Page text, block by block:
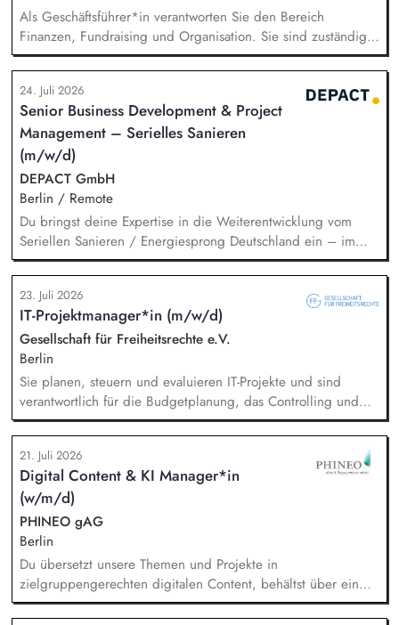
Als Geschäftsführer*in verantworten Sie den Bereich
Finanzen, Fundraising und Organisation. Sie sind zuständig
für die Finanzplanung, das Controlling und die Organisation
des Rechnungswesens. Sie leiten das Fundraising-Team und
entwickeln eine nachhaltige Fundraising Strategie. Sie sind
verantwortlich für das Personalmanagement und die operative
Steuerung von Prozessen zur Organisationsentwicklung.
24. Juli 2026
Senior Business Development & Project
Management – Serielles Sanieren
(m/w/d)
DEPACT GmbH
Berlin / Remote
Du bringst deine Expertise in die Weiterentwicklung vom
Seriellen Sanieren / Energiesprong Deutschland ein – im
engen Austausch u.a. mit der dena, mit Blick auf
Markthochlauf und Support im regulatorischen Umfeld und
der Stakeholder. Business-Development-Standbein: Du
akquirierst und verantwortest eigenständig Projekte für unser
Vorqualifizierungs-Tool CoPilot und entwickelst /
implementierst die Skalierung. Du qualifizierst zudem
Bauunternehmen und Systemanbieter als Angebotspartner.
23. Juli 2026
IT-Projektmanager*in (m/w/d)
Gesellschaft für Freiheitsrechte e.V.
Berlin
Sie planen, steuern und evaluieren IT-Projekte und sind
verantwortlich für die Budgetplanung, das Controlling und
die Ressourcenverteilung, Sie steuern das
Wissensmanagement und begleiten die Migration sowie die
fortlaufende Verwaltung unserer Cloud-Dienste, Sie arbeiten
mit der Systemadministration zusammen und sind dabei
verantwortlich für die Kommunikation mit unseren externen
Dienstleistern, Sie tragen die Verantwortung für die Qualität
des First-Level-Supports für das GFF-Team.
21. Juli 2026
Digital Content & KI Manager*in
(w/m/d)
PHINEO gAG
Berlin
Du übersetzt unsere Themen und Projekte in
zielgruppengerechten digitalen Content, behältst über ein
systematisches Performance-Tracking den Erfolg unserer